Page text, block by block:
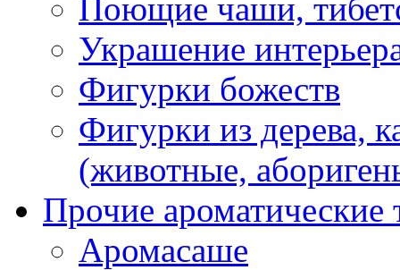
Поющие чаши,
Украшение
Фигурки божеств
Фигурки из дерева,
(животные,
Прочие ароматические
Аромасаше